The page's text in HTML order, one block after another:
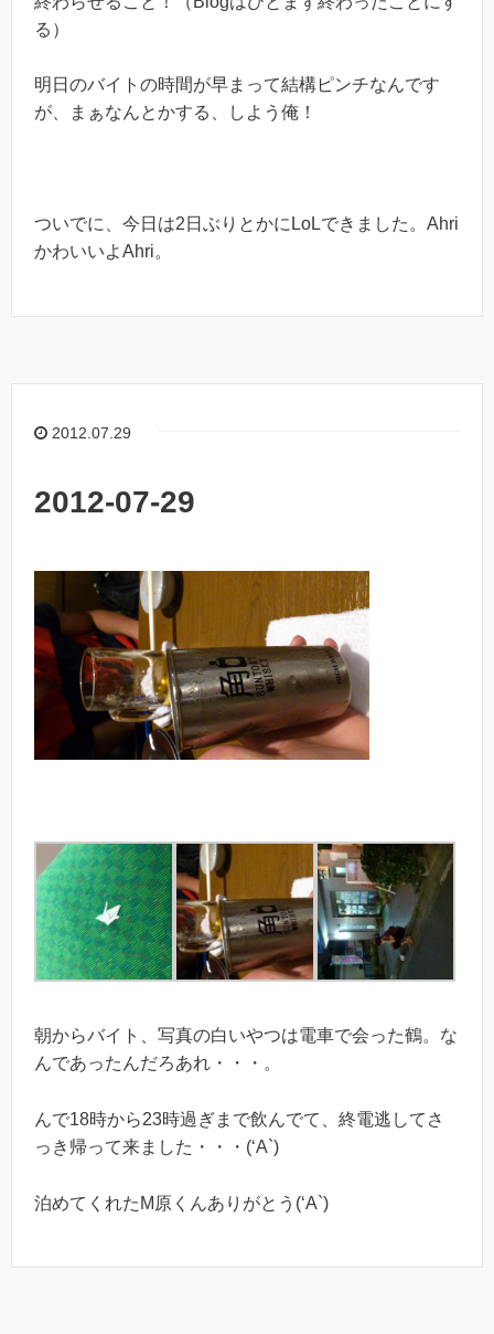
る）
明日のバイトの時間が早まって結構ピンチなんです
が、まぁなんとかする、しよう俺！
ついでに、今日は2日ぶりとかにLoLできました。Ahri
かわいいよAhri。
2012.07.29
2012-07-29
朝からバイト、写真の白いやつは電車で会った鶴。な
んであったんだろあれ・・・。
んで18時から23時過ぎまで飲んでて、終電逃してさ
っき帰って来ました・・・(‘A`)
泊めてくれたM原くんありがとう(‘A`)